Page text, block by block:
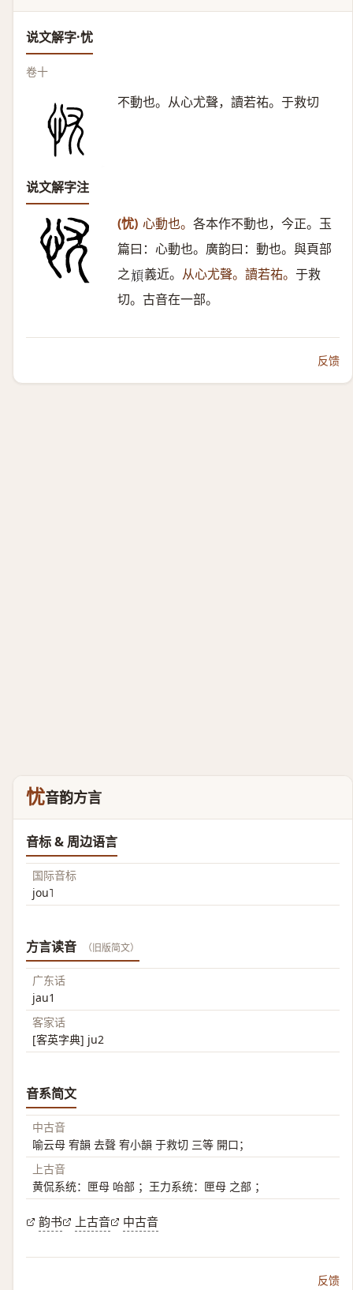
说文解字·忧
卷十
不動也。从心尤聲，讀若祐。于救切
说文解字注
(忧) 心動也。 各本作不動也，今正。玉
篇曰：心動也。廣韵曰：動也。與頁部
之𩑣 義近。 从心尤聲。讀若祐。 于救
切。古音在一部。
反馈
忧音韵方言
音标 & 周边语言
国际音标
jou˥
方言读音 （旧版简文）
广东话
jau1
客家话
[客英字典] ju2
音系简文
中古音
喻云母 宥韻 去聲 宥小韻 于救切 三等 開口；
上古音
黄侃系统：匣母 咍部 ；王力系统：匣母 之部 ；
韵书 上古音 中古音
反馈